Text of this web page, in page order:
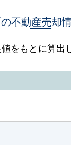
不動産売却
をもとに算出